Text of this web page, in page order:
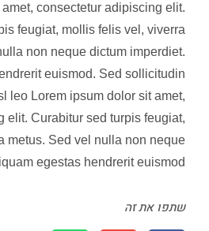
consectetur adipiscing elit.
feugiat, mollis felis vel, viverra
non neque dictum imperdiet.
euismod. Sed sollicitudin
leo Lorem ipsum dolor sit amet,
elit. Curabitur sed turpis feugiat,
metus. Sed vel nulla non neque
egestas hendrerit euismod.
שתפו את זה